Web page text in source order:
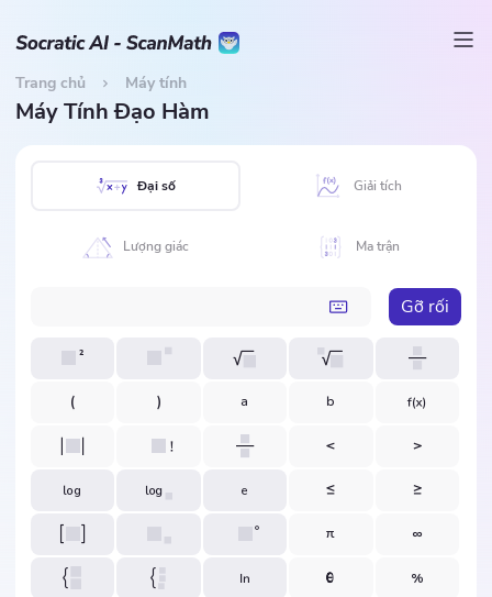
Trang chủ Máy tính
Máy Tính Đạo Hàm
Đại số Giải tích
Lượng giác Ma trận
Gỡ rối